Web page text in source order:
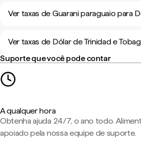
Ver taxas de Guarani paraguaio para
Ver taxas de Dólar de Trinidad e
Suporte que você pode contar
A qualquer hora
Obtenha ajuda 24/7, o ano todo.
apoiado pela nossa equipe de suporte.